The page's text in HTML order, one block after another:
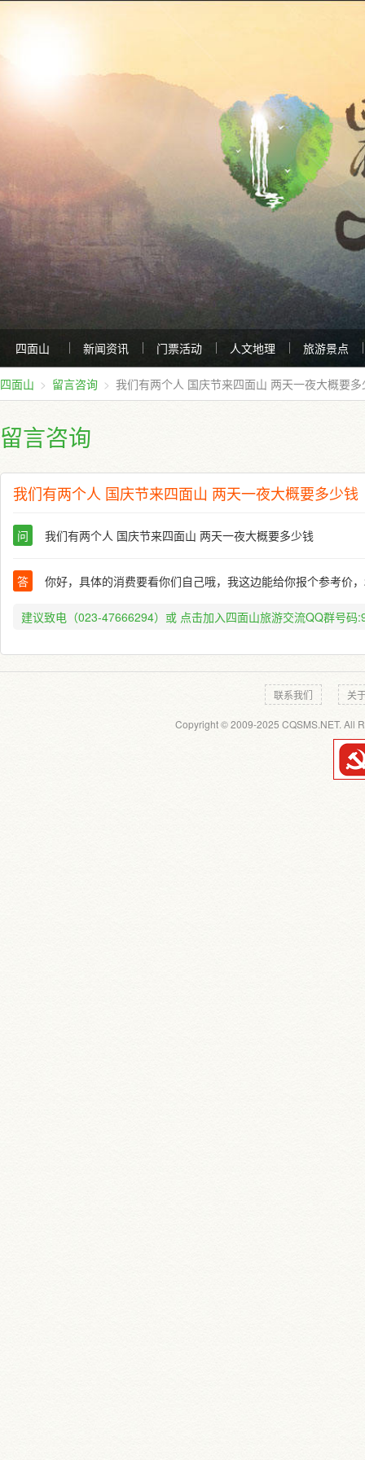
四面山 新闻资讯 门票活动 人文地理 旅游景点
四面山 留言咨询 我们有两个人 国庆节来四面山 两天一夜大概要多
留言咨询
我们有两个人 国庆节来四面山 两天一夜大概要多少钱
问 我们有两个人 国庆节来四面山 两天一夜大概要多少钱
答 你好，具体的消费要看你们自己哦，我这边能给你报个参考价
建议致电（023-47666294）或 点击加入四面山旅游交流QQ群号码
联系我们 关
Copyright © 2009-2025 CQSMS.NET. All